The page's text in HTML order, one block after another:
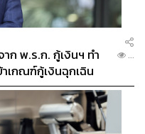
ก พ.ร.ก. กู้เงินฯ ทำ
เกณฑ์กู้เงินฉุกเฉิน
...